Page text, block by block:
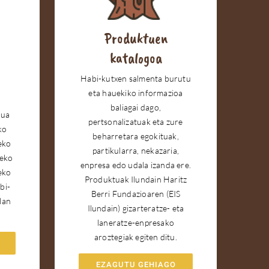
Produktuen
katalogoa
Habi-kutxen salmenta burutu
eta hauekiko informazioa
baliagai dago,
pertsonalizatuak eta zure
beharretara egokituak,
partikularra, nekazaria,
enpresa edo udala izanda ere.
Produktuak Ilundain Haritz
Berri Fundazioaren (EIS
Ilundain) gizarteratze- eta
laneratze-enpresako
aroztegiak egiten ditu.
EZAGUTU GEHIAGO